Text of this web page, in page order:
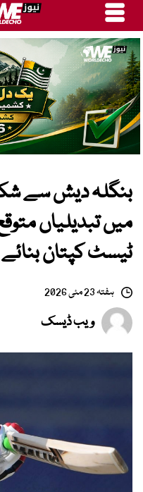
بنگلہ دیش سے
میں تبدیلیاں
ٹیسٹ کپتان
ہفتہ 23 مئی 2026
ویب ڈیسک